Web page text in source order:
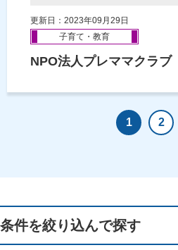
更新日：2023年09月29日
子育て・教育
NPO法人プレママクラ
1 2
条件を絞り込んで探す